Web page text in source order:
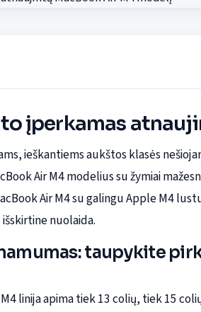
įperkamas
ieškantiems aukštos klasės
Air M4 modelius su žymiai
Air M4 su galingu Apple M4
nuolaida.
taupykite
linija apima tiek 13 colių, tiek 15